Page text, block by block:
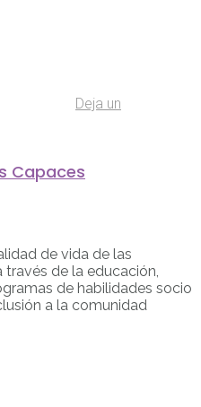
Deja un
Capaces
de vida de las
de la educación,
de habilidades socio
a la comunidad